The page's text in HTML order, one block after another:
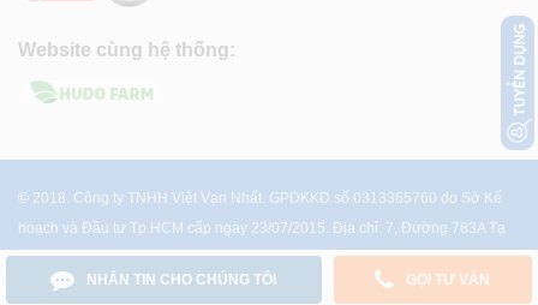
Website cùng hệ thống:
© 2018. Công ty TNHH Việt Vạn Nhất. GPDKKD số 0313365760 do Sở Kế
hoạch và Đầu tư Tp.HCM cấp ngày 23/07/2015. Địa chỉ: 7, Đường 783A Tạ
Quang Bửu, P.4, Q.8, Tp.HCM
NHẮN TIN CHO CHÚNG TÔI
GỌI TƯ VẤN